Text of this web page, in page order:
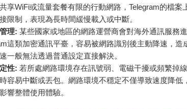
享WiFi或流量套餐有限的行動網路，Telegram的檔案
限制，表現為長時間緩慢載入或中斷。
理: 某些國家或地區的網路運營商會對海外通訊服務
這類加密通訊平臺，容易被網路識別後主動降速，造
一般無法透過普通設定直接解決。
性: 若所處網路環境存在訊號弱、電磁干擾或頻繁掉
容易中斷或丟包。網路環境不穩定不僅導致速度降低
響整體使用體驗。